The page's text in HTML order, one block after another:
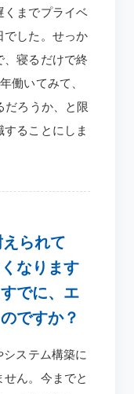
くまでプライベ
でした。せっか
、寝るだけで終
働いてみて、
だろうか、と限
ることにしま
られて
なります
でに、エ
ですか？
ステム構築に
ん。今までと